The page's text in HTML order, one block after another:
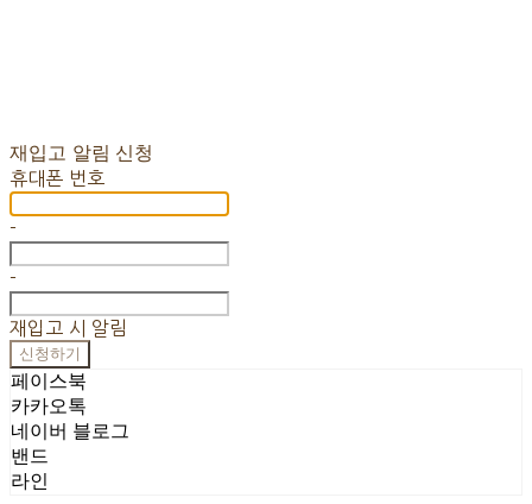
재입고 알림 신청
휴대폰 번호
-
-
재입고 시 알림
신청하기
페이스북
카카오톡
네이버 블로그
밴드
라인